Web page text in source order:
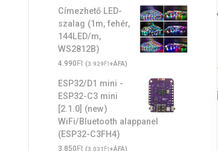
Címezhető LED-
szalag (1m, fehér,
144LED/m,
WS2812B)
4.990Ft (3.929Ft+ÁFA)
ESP32/D1 mini -
ESP32-C3 mini
[2.1.0] (new)
WiFi/Bluetooth alappanel
(ESP32-C3FH4)
3.850Ft (3.031 Ft+ÁFA)